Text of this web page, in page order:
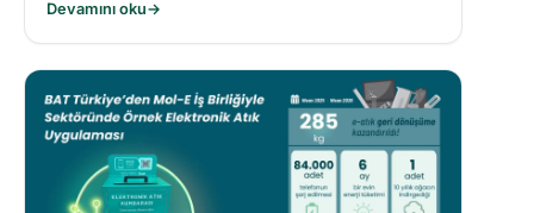
sonucunda %21’lik azaltım sağladı.
Devamını oku→